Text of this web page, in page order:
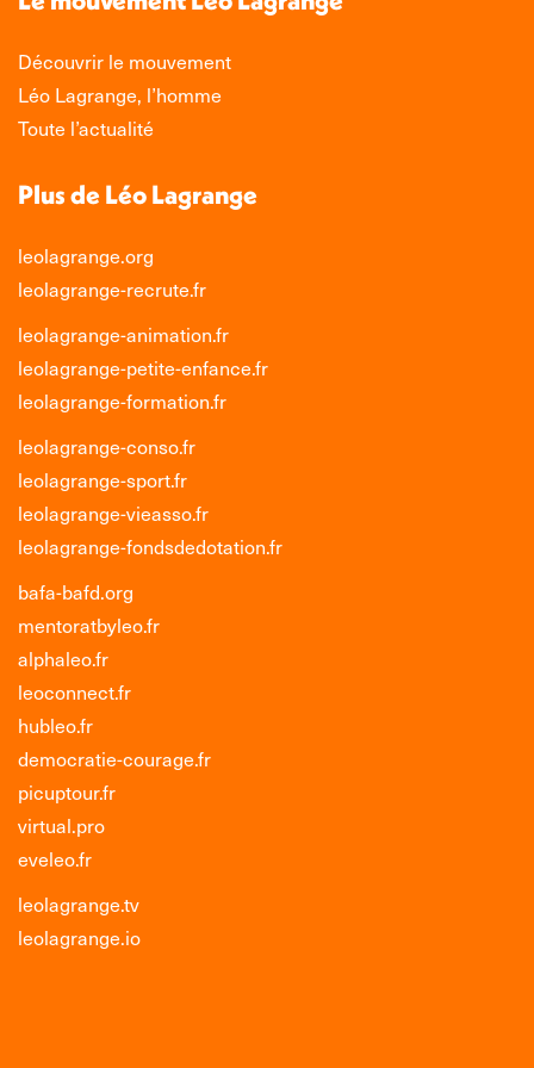
fenêtrefenêtrefenêtrefenêtre
Découvrir le mouvement
Léo Lagrange, l’homme
Toute l’actualité
Plus de Léo Lagrange
leolagrange.org
leolagrange-recrute.fr
leolagrange-animation.fr
leolagrange-petite-enfance.fr
leolagrange-formation.fr
leolagrange-conso.fr
leolagrange-sport.fr
leolagrange-vieasso.fr
leolagrange-fondsdedotation.fr
bafa-bafd.org
mentoratbyleo.fr
alphaleo.fr
leoconnect.fr
hubleo.fr
democratie-courage.fr
picuptour.fr
virtual.pro
eveleo.fr
leolagrange.tv
leolagrange.io